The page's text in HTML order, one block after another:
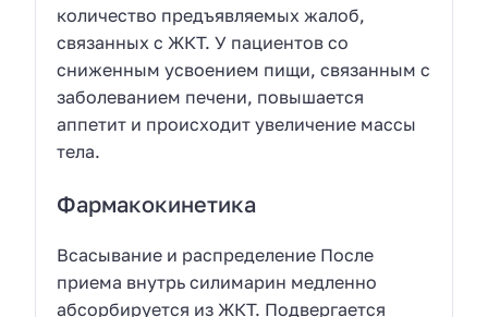
количество предъявляемых жалоб,
связанных с ЖКТ. У пациентов со
сниженным усвоением пищи, связанным с
заболеванием печени, повышается
аппетит и происходит увеличение массы
тела.
Фармакокинетика
Всасывание и распределение После
приема внутрь силимарин медленно
абсорбируется из ЖКТ. Подвергается